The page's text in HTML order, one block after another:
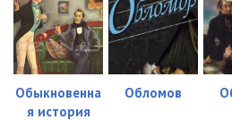
Fregat_Pallada_(Lebedeva_V)_020
Fregat_Pallada_(Lebedeva_V)_021
Fregat_Pallada_(Lebedeva_V)_022
Обыкновенна
я история
Обломов